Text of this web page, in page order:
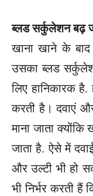
ब्लड सर्कुलेशन बढ़
खाना खाने के बाद
उसका ब्लड
लिए हानिकारक है.
करती है। दवाएं
माना जाता
जाता है. ऐसे में
और उल्टी भी हो
भी निर्भर करती